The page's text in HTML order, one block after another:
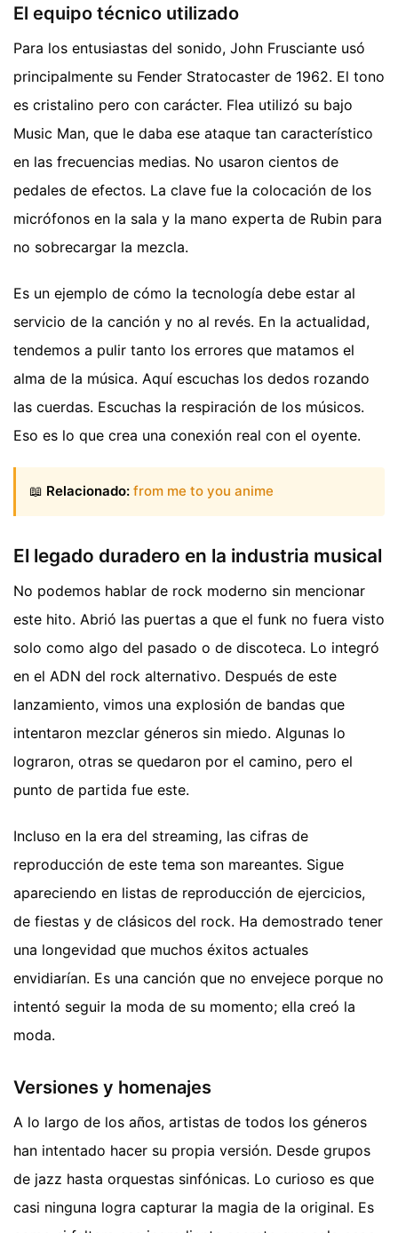
El equipo técnico utilizado
Para los entusiastas del sonido, John Frusciante usó
principalmente su Fender Stratocaster de 1962. El tono
es cristalino pero con carácter. Flea utilizó su bajo
Music Man, que le daba ese ataque tan característico
en las frecuencias medias. No usaron cientos de
pedales de efectos. La clave fue la colocación de los
micrófonos en la sala y la mano experta de Rubin para
no sobrecargar la mezcla.
Es un ejemplo de cómo la tecnología debe estar al
servicio de la canción y no al revés. En la actualidad,
tendemos a pulir tanto los errores que matamos el
alma de la música. Aquí escuchas los dedos rozando
las cuerdas. Escuchas la respiración de los músicos.
Eso es lo que crea una conexión real con el oyente.
📖 Relacionado: from me to you anime
El legado duradero en la industria musical
No podemos hablar de rock moderno sin mencionar
este hito. Abrió las puertas a que el funk no fuera visto
solo como algo del pasado o de discoteca. Lo integró
en el ADN del rock alternativo. Después de este
lanzamiento, vimos una explosión de bandas que
intentaron mezclar géneros sin miedo. Algunas lo
lograron, otras se quedaron por el camino, pero el
punto de partida fue este.
Incluso en la era del streaming, las cifras de
reproducción de este tema son mareantes. Sigue
apareciendo en listas de reproducción de ejercicios,
de fiestas y de clásicos del rock. Ha demostrado tener
una longevidad que muchos éxitos actuales
envidiarían. Es una canción que no envejece porque no
intentó seguir la moda de su momento; ella creó la
moda.
Versiones y homenajes
A lo largo de los años, artistas de todos los géneros
han intentado hacer su propia versión. Desde grupos
de jazz hasta orquestas sinfónicas. Lo curioso es que
casi ninguna logra capturar la magia de la original. Es